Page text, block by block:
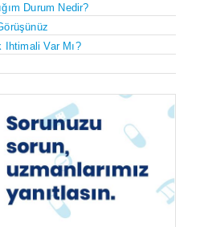
Durum Nedir?
Ihtimali Var Mı?